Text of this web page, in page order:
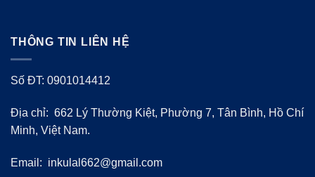
THÔNG TIN LIÊN HỆ
Số ĐT: 0901014412
Địa chỉ: 662 Lý Thường Kiệt, Phường 7, Tân Bình, Hồ Chí
Minh, Việt Nam.
Email: inkulal662@gmail.com